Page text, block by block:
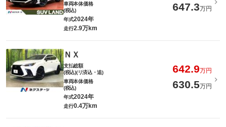
車両本体価格
(税込)
647.3万円
年式2024年
走行2.9万km
ＮＸ
支払総額
(税込)(リ済込・追)
642.9万円
車両本体価格
(税込)
630.5万円
年式2024年
走行0.4万km